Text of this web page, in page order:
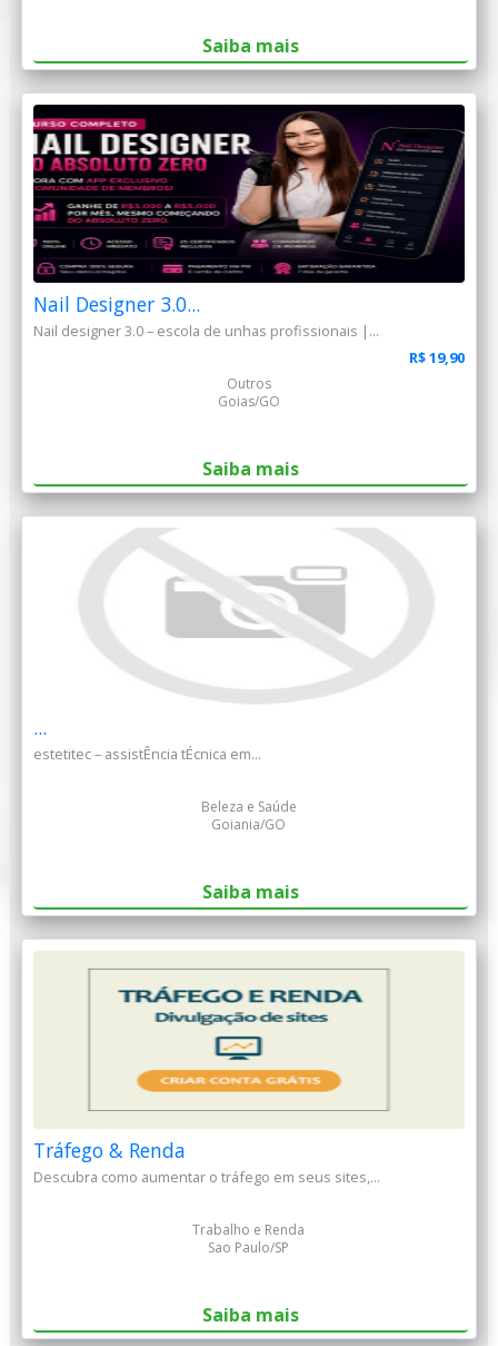
Saiba mais
Nail Designer 3.0...
Nail designer 3.0 – escola de unhas profissionais |...
R$ 19,90
Outros
Goias/GO
Saiba mais
...
estetitec – assistÊncia tÉcnica em...
Beleza e Saúde
Goiania/GO
Saiba mais
Tráfego & Renda
Descubra como aumentar o tráfego em seus sites,...
Trabalho e Renda
Sao Paulo/SP
Saiba mais